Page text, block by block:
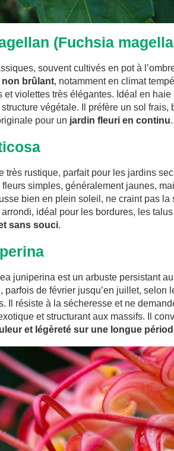
(Fuchsia
souvent cultivés en pot à
brûlant, notamment en climat
et violettes très élégantes. Idéal en
végétale. Il préfère un sol
pour un jardin fleuri en continu.
très rustique, parfait pour les jardins
fleurs simples, généralement jaunes,
bien en plein soleil, ne craint pas la
idéal pour les bordures, les
sans souci.
juniperina est un arbuste persistant
parfois de février jusqu’en juillet, selon
Il résiste à la sécheresse et ne
et structurant aux massifs. Il
et légèreté sur une longue